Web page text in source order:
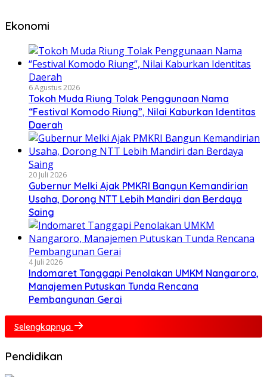
Ekonomi
6 Agustus 2026
Tokoh Muda Riung Tolak Penggunaan Nama
“Festival Komodo Riung”, Nilai Kaburkan Identitas
Daerah
20 Juli 2026
Gubernur Melki Ajak PMKRI Bangun Kemandirian
Usaha, Dorong NTT Lebih Mandiri dan Berdaya
Saing
4 Juli 2026
Indomaret Tanggapi Penolakan UMKM Nangaroro,
Manajemen Putuskan Tunda Rencana
Pembangunan Gerai
Selengkapnya
Pendidikan